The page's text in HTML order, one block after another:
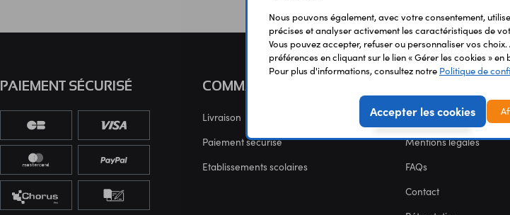
COMMANDE
Livraison
Paiement sécurisé
Etablissements scolaires
Carte des fablabs
Mentions légales
FAQs
Contact
PAIEMENT SÉCURISÉ
Nous pouvons également, avec votre consentement,
précises et analyser activement les caractéristiques de
Vous pouvez accepter, refuser ou personnaliser vos
préférences en cliquant sur le lien « Gérer les cookies » en
Pour plus d'informations, consultez notre Politique de
Accepter les cookies